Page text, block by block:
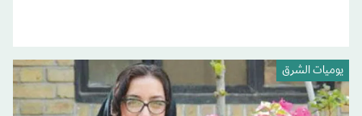
يوميات الشرق